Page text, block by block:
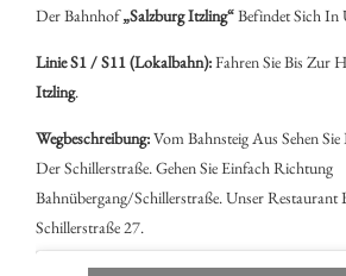
Mit Dem Zug (S-Bahn /
Der Bahnhof„Salzburg Itzling“Befindet Sich In
Linie S1 / S11 (Lokalbahn):
Itzling.